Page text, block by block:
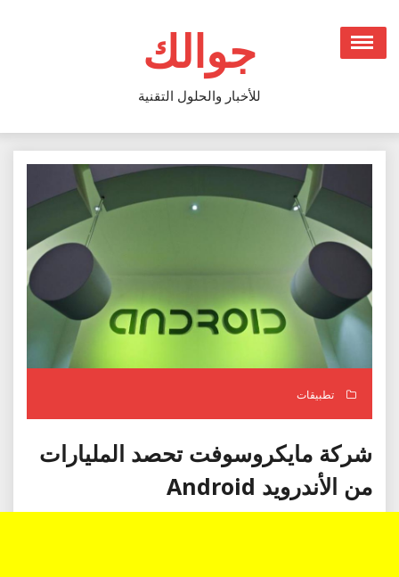
content
جوالك
للأخبار والحلول التقنية
تطبيقات
شركة مايكروسوفت تحصد المليارات
من الأندرويد Android